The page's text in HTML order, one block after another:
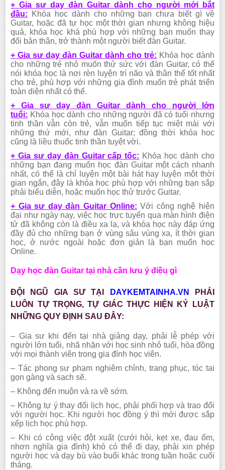
+ Gia sư dạy đàn Guitar dành cho người mới bắt
đầu:
Khóa học dành cho những bạn chưa biết gì về
Guitar, hoặc đã tự học một thời gian nhưng không hiệu
quả, khóa học khá phù hợp với những bạn muốn thay
đổi bản thân, trở thành một người biết đàn Guitar.
+ Gia sư dạy đàn Guitar dành cho trẻ: Khóa học dành
cho những trẻ nhỏ muốn thử sức với đàn Guitar, có thể
nói khóa học là nơi rèn luyện trí não và thân thể tốt nhất
cho trẻ, phù hợp với những gia đình muốn trẻ phát triển
toàn diện nhất có thể.
+ Gia sư dạy đàn Guitar dành cho người lớn
tuổi: Khóa học dành cho những người đã có tuổi nhưng
tinh thần vẫn còn trẻ, vẫn muốn tiếp tục miệt mài với
những thứ mới, như đàn Guitar; đồng thời khóa học
cũng là liều thuốc tinh thần tuyệt vời.
+ Gia sư dạy đàn Guitar cấp tốc: Khóa học dành cho
những bạn đang muốn học đàn Guitar một cách nhanh
nhất, có thể là chỉ luyện một bài hát hay luyện một thời
gian ngắn, đây là khóa học phù hợp với những bạn sắp
phải biểu diễn, hoặc muốn học thử trước Guitar.
+ Gia sư dạy đàn Guitar Online: Với công nghệ hiện
đại như ngày nay, việc học trực tuyến qua màn hình điện
tử đã không còn là điều xa lạ, và khóa học này đáp ứng
đầy đủ cho những bạn ở vùng sâu vùng xa, ít thời gian
học, ở nước ngoài hoặc đơn giản là bạn muốn học
Online.
Dạy học đàn Guitar tại nhà cần lưu ý điều gì
ĐỘI NGŨ GIA SƯ TẠI DAYKEMTAINHA.VN
PHẢI
LUÔN TỰ TRỌNG, TỰ GIÁC THỰC HIỆN KỶ LUẬT
NHỮNG QUY ĐỊNH SAU ĐÂY:
– Gia sư khi đến tại nhà giảng dạy, phải lễ phép với
người lớn tuổi, nhã nhặn với học sinh nhỏ tuổi, hòa đồng
với mọi thành viên trong gia đình học viên.
– Tác phong sư phạm nghiêm chỉnh, trang phục, tóc tai
gọn gàng và sạch sẽ.
– Không đến muộn và ra về sớm.
– Không tự ý thay đổi lịch học, phải phối hợp và trao đổi
với người học. Khi người học đồng ý thì mới được sắp
xếp lịch học phù hợp.
– Khi có công việc đột xuất (cưới hỏi, kẹt xe, đau ốm,
nhơn nghĩa gia đình) khó có thể đi dạy, phải xin phép
người học và dạy bù vào buổi khác trong tuần hoặc cuối
tháng.